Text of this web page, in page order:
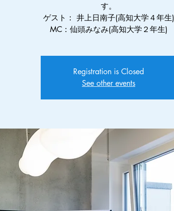
す。
ゲスト： 井上日南子(高知大学４年生)
MC：仙頭みなみ(高知大学２年生)
Registration is Closed
See other events